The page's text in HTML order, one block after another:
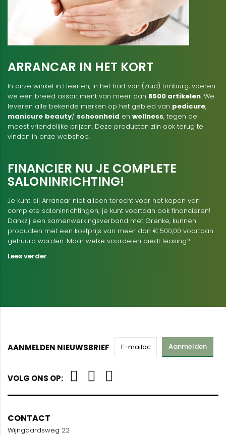
ARRANCAR IN HET KORT
In onze winkel in Heerlen, in het hart van (Zuid) Limburg, voeren
we een breed assortiment van meer dan 8500 artikelen. We
leveren alle bekende merken op het gebied van pedicure,
manicure beauty/ schoonheid en wellness, tegen de
meest vriendelijke prijzen. Deze producten zijn ook terug te
vinden in onze webshop.
FINANCIER NU JE COMPLETE
SALONINRICHTING!
Je kunt bij Arrancar niet alleen terecht voor het kopen van
complete saloninrichtingen; je kunt voortaan ook financieren!
Dankzij een samenwerkingsverband met Grenke, kunnen
producten met een kostprijs van meer dan € 500,00 voortaan
gehuurd worden. Maar welke voordelen biedt leasing?
Lees verder
AANMELDEN NIEUWSBRIEF Aanmelden
VOLG ONS OP:
CONTACT
Wijngaardsweg 22